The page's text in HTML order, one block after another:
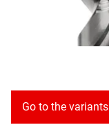
Go to the variants